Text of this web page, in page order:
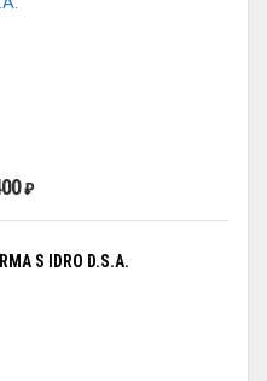
₽
S IDRO D.S.A.